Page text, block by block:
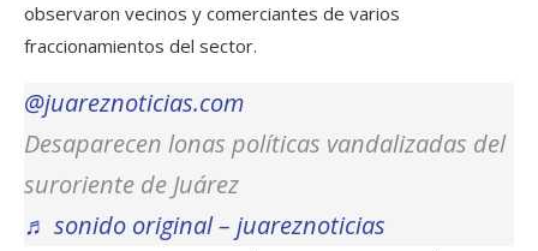
observaron vecinos y comerciantes de varios
fraccionamientos del sector.
@juareznoticias.com
Desaparecen lonas políticas vandalizadas del
suroriente de Juárez
♬ sonido original – juareznoticias